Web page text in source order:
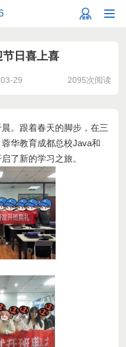
日喜上喜
29 2095次阅读
。跟着春天的脚步，在三
蓉华教育成都总校Java和
了新的学习之旅。